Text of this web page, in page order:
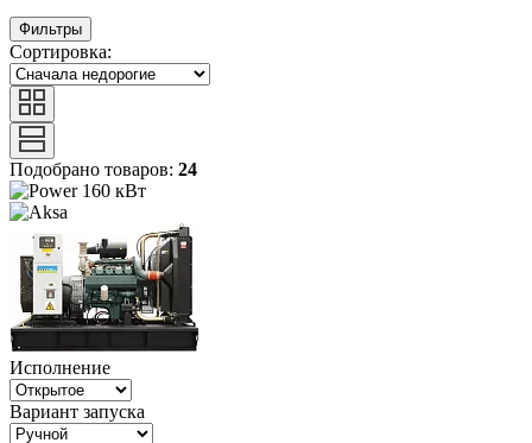
Фильтры
Сортировка:
Подобрано товаров: 24
160 кВт
Исполнение
Вариант запуска